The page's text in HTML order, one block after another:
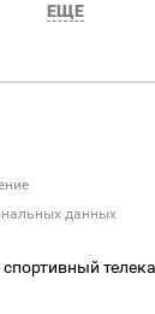
ЕЩЕ
данных